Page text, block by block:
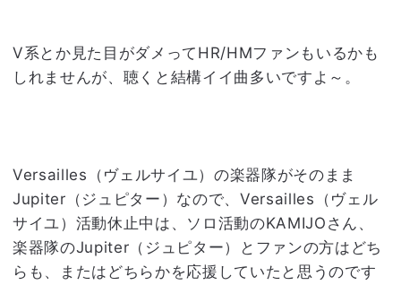
V系とか見た目がダメってHR/HMファンもいるかも
しれませんが、聴くと結構イイ曲多いですよ～。
Versailles（ヴェルサイユ）の楽器隊がそのまま
Jupiter（ジュピター）なので、Versailles（ヴェル
サイユ）活動休止中は、ソロ活動のKAMIJOさん、
楽器隊のJupiter（ジュピター）とファンの方はどち
らも、またはどちらかを応援していたと思うのです